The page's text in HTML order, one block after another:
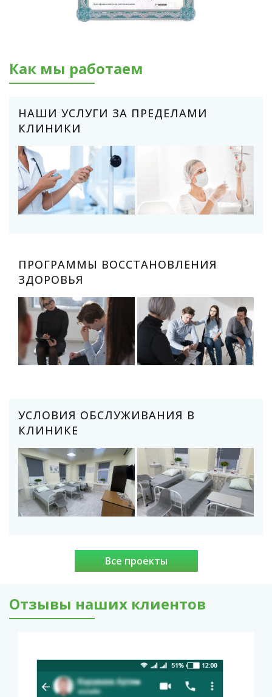
Как мы работаем
НАШИ УСЛУГИ ЗА ПРЕДЕЛАМИ
КЛИНИКИ
ПРОГРАММЫ ВОССТАНОВЛЕНИЯ
ЗДОРОВЬЯ
УСЛОВИЯ ОБСЛУЖИВАНИЯ В
КЛИНИКЕ
Все проекты
Отзывы наших клиентов